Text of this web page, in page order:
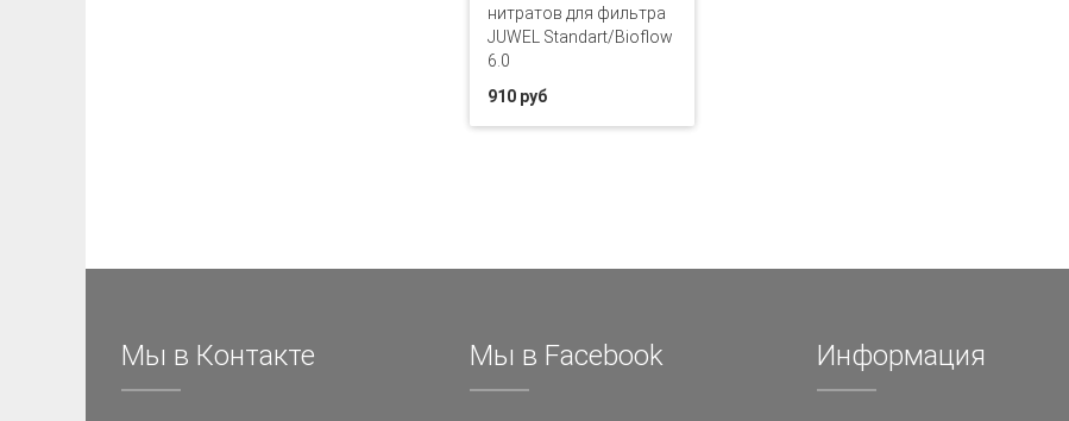
нитратов для фильтра
JUWEL Standart/Bioflow
6.0
910 руб
Мы в Контакте Мы в Facebook Информация